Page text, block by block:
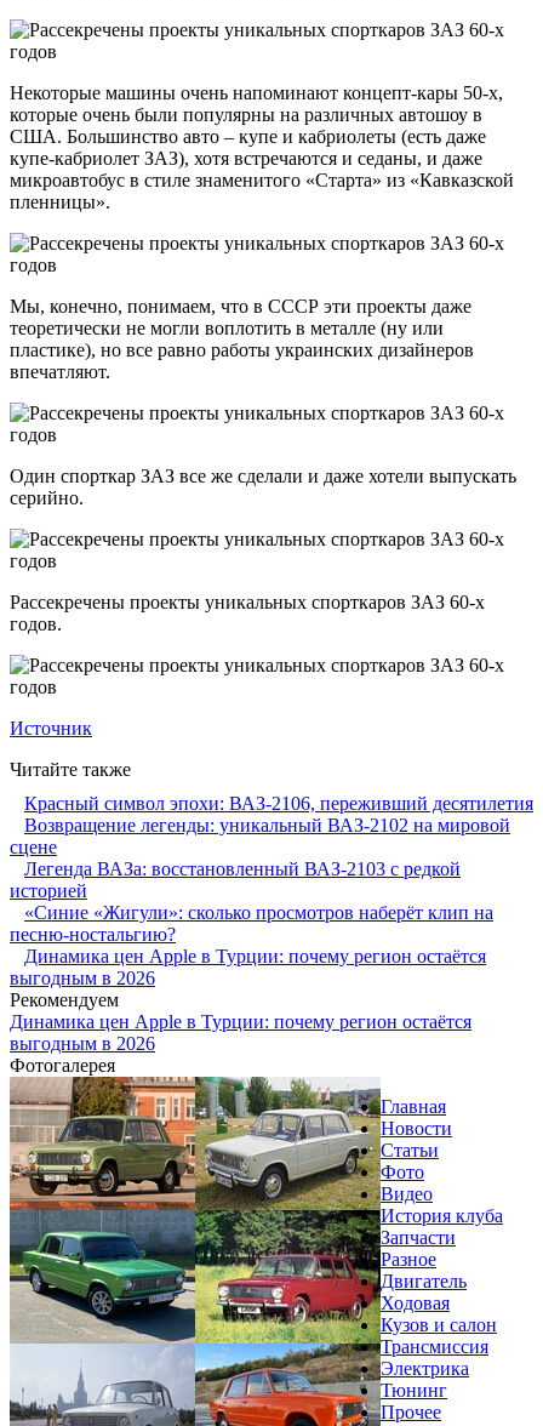
Некоторые машины очень напоминают концепт-кары 50-х,
которые очень были популярны на различных автошоу в
США. Большинство авто – купе и кабриолеты (есть даже
купе-кабриолет ЗАЗ), хотя встречаются и седаны, и даже
микроавтобус в стиле знаменитого «Старта» из «Кавказской
пленницы».
Мы, конечно, понимаем, что в СССР эти проекты даже
теоретически не могли воплотить в металле (ну или
пластике), но все равно работы украинских дизайнеров
впечатляют.
Один спорткар ЗАЗ все же сделали и даже хотели выпускать
серийно.
Рассекречены проекты уникальных спорткаров ЗАЗ 60-х
годов.
Источник
Читайте также
Красный символ эпохи: ВАЗ-2106, переживший десятилетия
Возвращение легенды: уникальный ВАЗ-2102 на мировой
сцене
Легенда ВАЗа: восстановленный ВАЗ-2103 с редкой
историей
«Синие «Жигули»: сколько просмотров наберёт клип на
песню-ностальгию?
Динамика цен Apple в Турции: почему регион остаётся
выгодным в 2026
Рекомендуем
Динамика цен Apple в Турции: почему регион остаётся
выгодным в 2026
Фотогалерея
Главная
Новости
Статьи
Фото
Видео
История клуба
Запчасти
Разное
Двигатель
Ходовая
Кузов и салон
Трансмиссия
Электрика
Тюнинг
Прочее